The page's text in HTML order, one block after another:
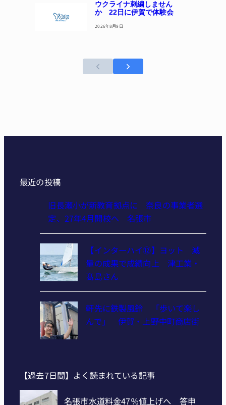
ウクライナ刺繍しません
か 22日に伊賀で体験会
2026年8月9日
最近の投稿
旧長瀬小が新教育拠点に 奈良の事業者選
定、27年4月開校へ 名張市
【インターハイ⑫】ヨット 減
量の成果で成績向上 津工業・
髙島さん
軒先に鉄製風鈴 「歩いて楽し
んで」 伊賀・上野中町商店街
【過去7日間】よく読まれている記事